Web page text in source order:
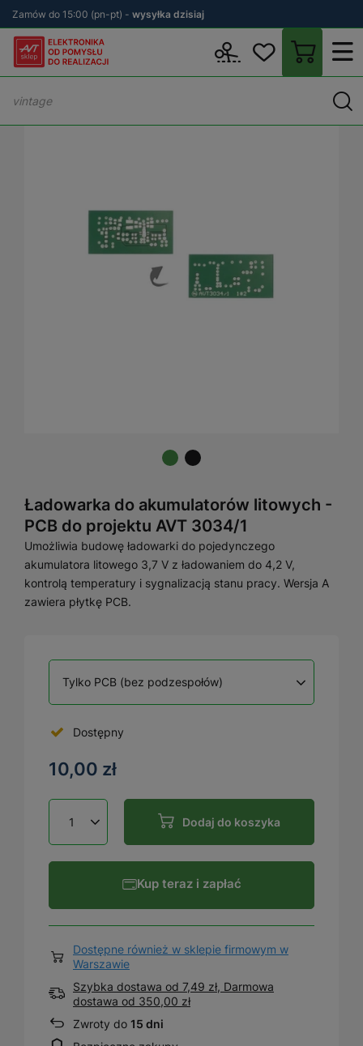
Zamów do 15:00 (pn-pt) - wysyłka dzisiaj
PCB -
Ładowarka do akumulatorów litowych -
PCB do projektu AVT 3034/1
Umożliwia budowę ładowarki do pojedynczego
akumulatora litowego 3,7 V z ładowaniem do 4,2 V,
kontrolą temperatury i sygnalizacją stanu pracy. Wersja A
zawiera płytkę PCB.
Tylko PCB (bez podzespołów)
Dostępny
10,00 zł
Dodaj do koszyka
Kup teraz i zapłać
Dostępne również w sklepie firmowym w
Warszawie
Szybka dostawa od 7,49 zł, Darmowa
dostawa od 350,00 zł
Zwroty do 15 dni